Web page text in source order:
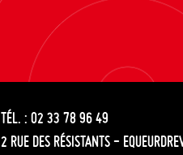
TÉL. : 02 33 78 96 49
2 RUE DES RÉSISTANTS -